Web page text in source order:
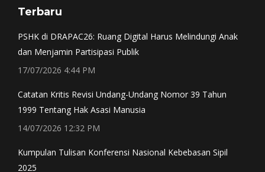
opens
window
opens
window
opens
window
Terbaru
PSHK di DRAPAC26: Ruang Digital Harus Melindungi Anak
dan Menjamin Partisipasi Publik
17/07/2026 4:44 PM
Catatan Kritis Revisi Undang-Undang Nomor 39 Tahun
1999 Tentang Hak Asasi Manusia
14/07/2026 12:32 PM
Kumpulan Tulisan Konferensi Nasional Kebebasan Sipil
2025